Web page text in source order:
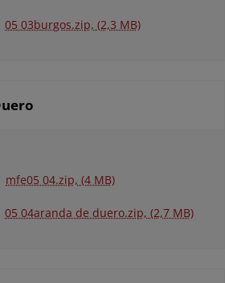
05 03burgos.zip, (2,3 MB)
mfe05 04.zip, (4 MB)
05 04aranda de duero.zip, (2,7 MB)